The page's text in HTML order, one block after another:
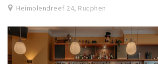
Heimolendreef 24, Rucphen